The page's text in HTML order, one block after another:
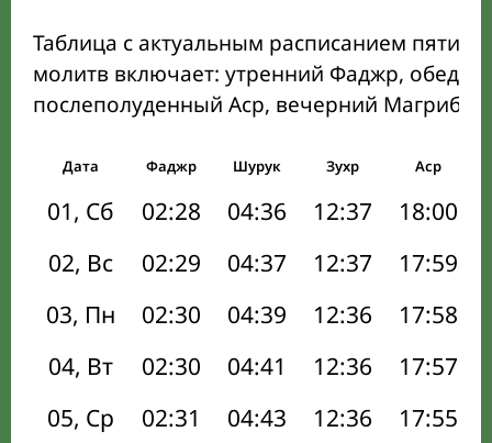
Таблица с актуальным расписанием пяти
молитв включает: утренний Фаджр,
послеполуденный Аср, вечерний Магриб
Дата Фаджр Шурук Зухр Аср
01, Сб 02:28 04:36 12:37 18:00
02, Вс
02:29 04:37 12:37 17:59
03, Пн
02:30 04:39 12:36 17:58
04, Вт
02:30 04:41 12:36 17:57
05, Ср
02:31 04:43 12:36 17:55